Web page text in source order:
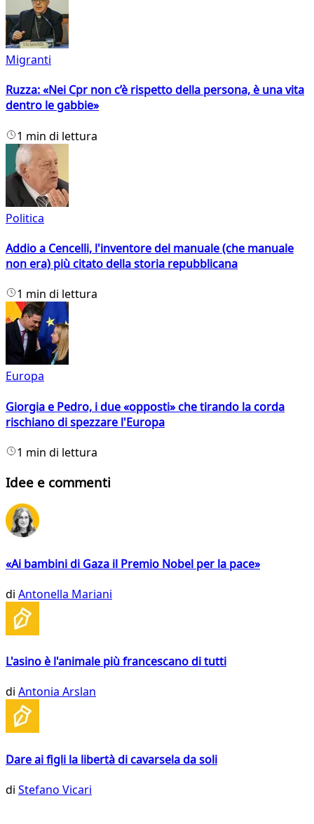
Migranti
Ruzza: «Nei Cpr non c’è rispetto della persona, è una vita
dentro le gabbie»
1 min di lettura
Politica
Addio a Cencelli, l'inventore del manuale (che manuale
non era) più citato della storia repubblicana
1 min di lettura
Europa
Giorgia e Pedro, i due «opposti» che tirando la corda
rischiano di spezzare l'Europa
1 min di lettura
Idee e commenti
«Ai bambini di Gaza il Premio Nobel per la pace»
di Antonella Mariani
L'asino è l'animale più francescano di tutti
di Antonia Arslan
Dare ai figli la libertà di cavarsela da soli
di Stefano Vicari